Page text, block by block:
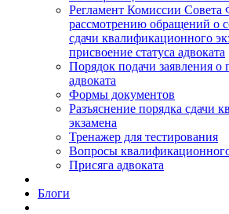
Регламент Комиссии
рассмотрению обращений о
сдачи квалификационного
присвоение статуса адвоката
Порядок подачи заявления о
адвоката
Формы документов
Разъяснение порядка сдачи
экзамена
Тренажер для тестирования
Вопросы
Присяга адвоката
Блоги